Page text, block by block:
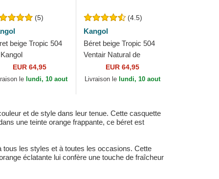
(5)
beige Tropic 504
EUR 64,95
le lundi, 10 aout
(4.5)
Kangol
Béret beige Tropic 504
Ventair Natural de
EUR 64,95
Livraison le lundi, 10 aout
et de style dans leur tenue. Cette casquette
une teinte orange frappante, ce béret est
tous les styles et à toutes les occasions. Cette
éclatante lui confère une touche de fraîcheur